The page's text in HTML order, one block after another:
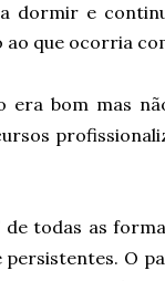
dormir e
que ocorria
era bom mas
de todas as
O